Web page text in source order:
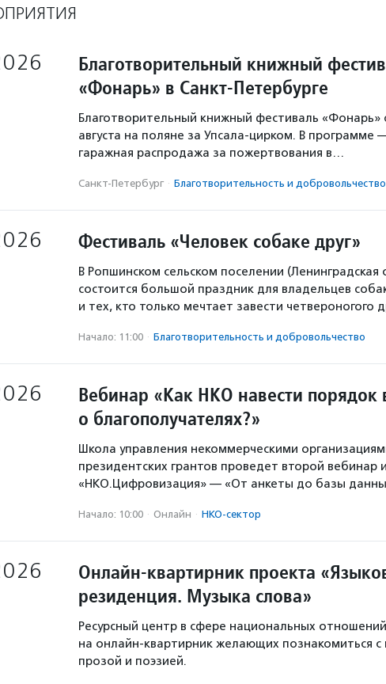
Благотворительный книжный
«Фонарь» в Санкт-Петербурге
Благотворительный книжный фестиваль «Фонарь»
августа на поляне за Упсала-цирком. В программе
гаражная распродажа за пожертвования в…
Санкт-Петербург · Благотвори­тель­ность и доброволь­чест­во
Фестиваль «Человек собаке друг»
В Ропшинском сельском поселении (Ленинградская
состоится большой праздник для владельцев
и тех, кто только мечтает завести четвероногого
Начало: 11:00 · Благотвори­тель­ность и доброволь­чест­во
Вебинар «Как НКО навести порядок
о благополучателях?»
Школа управления некоммерческими
президентских грантов проведет второй вебинар
«НКО.Цифровизация» — «От анкеты до базы
Начало: 10:00 · Онлайн · НКО-сектор
Онлайн-квартирник проекта
резиденция. Музыка слова»
Ресурсный центр в сфере национальных
на онлайн-квартирник желающих познакомиться с
прозой и поэзией.